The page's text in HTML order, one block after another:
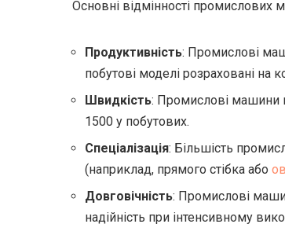
Основні відмінності промислових
Продуктивність: Промислові
побутові моделі розраховані на
Швидкість: Промислові машини
1500 у побутових.
Спеціалізація: Більшість
(наприклад, прямого стібка або
Довговічність: Промислові
надійність при інтенсивному